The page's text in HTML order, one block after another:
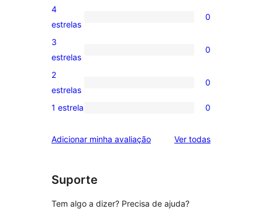
avaliações
com
0
avaliação
com
4
estrelas
0
0
avaliação
com
3
estrelas
0
0
avaliação
2
2
estrelas
0
0
com
estrela
1 estrela 0
Adicionar minha avaliação Ver todasavaliações
Suporte
Tem algo a dizer? Precisa de ajuda?